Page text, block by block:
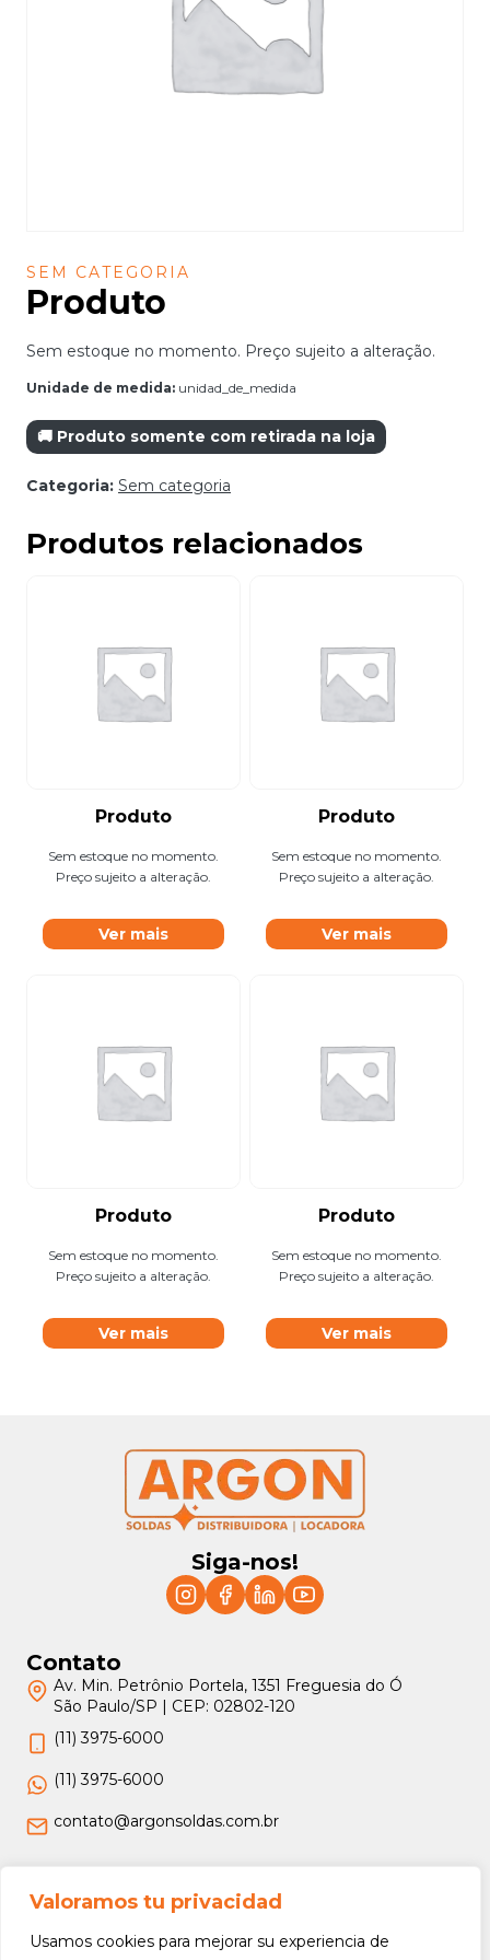
Valoramos tu privacidad
Usamos cookies para mejorar su experiencia de
SEM CATEGORIA
Produto
Sem estoque no momento. Preço sujeito a alteração.
Unidade de medida: unidad_de_medida
🚚 Produto somente com retirada na loja
Categoria: Sem categoria
Produtos relacionados
Produto
Sem estoque no momento.
Preço sujeito a alteração.
Ver mais
Produto
Sem estoque no momento.
Preço sujeito a alteração.
Ver mais
Produto
Sem estoque no momento.
Preço sujeito a alteração.
Ver mais
Produto
Sem estoque no momento.
Preço sujeito a alteração.
Ver mais
Siga-nos!
Contato
Av. Min. Petrônio Portela, 1351 Freguesia do Ó
São Paulo/SP | CEP: 02802-120
(11) 3975-6000
(11) 3975-6000
contato@argonsoldas.com.br
Jurídico
Termos e Condições
Política de Privacidade